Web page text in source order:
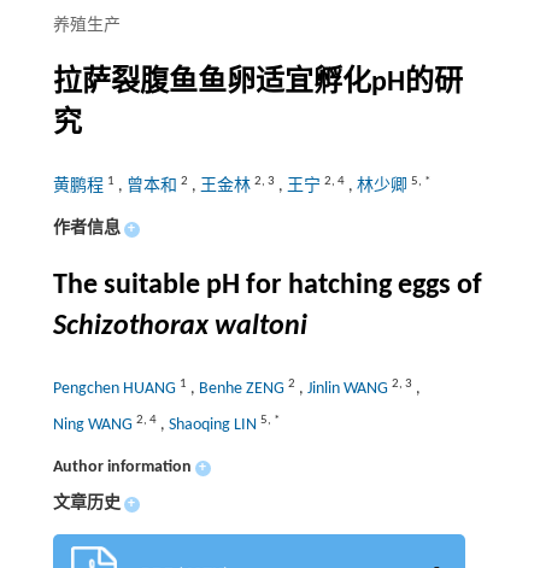
养殖生产
拉萨裂腹鱼鱼卵适宜孵化pH的研
究
黄鹏程 1 , 曾本和 2 , 王金林 2, 3 , 王宁 2, 4, 林少卿 5, *
作者信息 +
The suitable pH for hatching eggs of
Schizothorax waltoni
Pengchen HUANG 1 , Benhe ZENG 2 , Jinlin WANG 2, 3 ,
Ning WANG 2, 4, Shaoqing LIN 5, *
Author information +
文章历史 +